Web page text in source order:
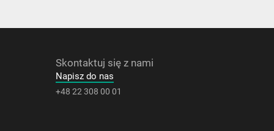
Skontaktuj się z nami
Napisz do nas
+48 22 308 00 01